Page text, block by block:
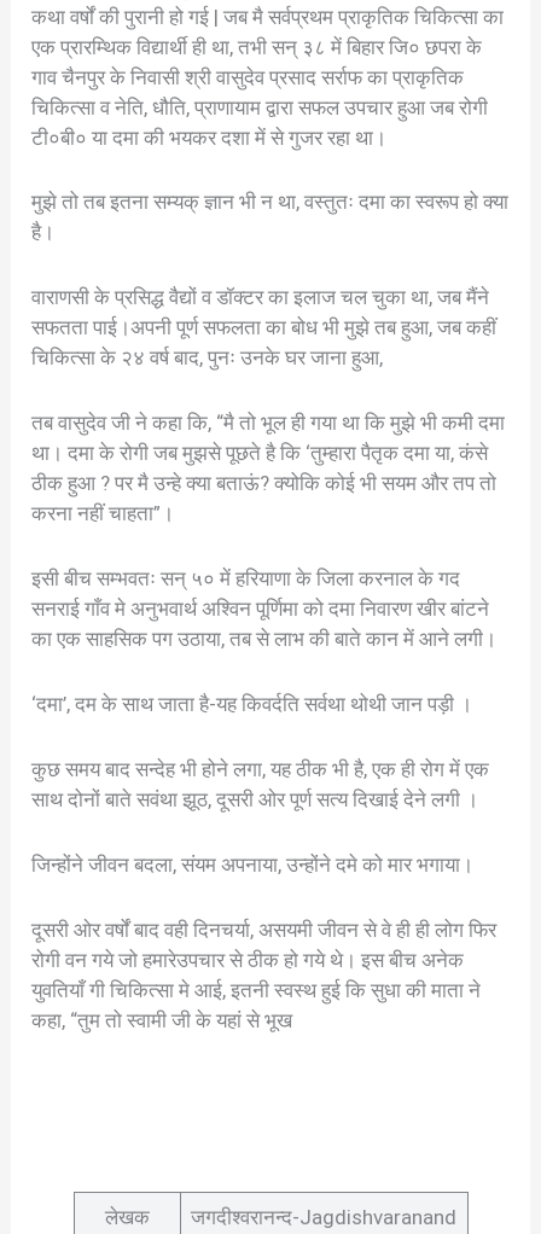
कथा वर्षों की पुरानी हो गई | जब मै सर्वप्रथम प्राकृतिक चिकित्सा का
एक प्रारम्थिक विद्यार्थी ही था, तभी सन् ३८ में बिहार जि० छपरा के
गाव चैनपुर के निवासी श्री वासुदेव प्रसाद सर्राफ का प्राकृतिक
चिकित्सा व नेति, धौति, प्राणायाम द्वारा सफल उपचार हुआ जब रोगी
टी०बी० या दमा की भयकर दशा में से गुजर रहा था।
मुझे तो तब इतना सम्यक् ज्ञान भी न था, वस्तुतः दमा का स्वरूप हो क्या
है।
वाराणसी के प्रसिद्ध वैद्यों व डॉक्टर का इलाज चल चुका था, जब मैंने
सफतता पाई।अपनी पूर्ण सफलता का बोध भी मुझे तब हुआ, जब कहीं
चिकित्सा के २४ वर्ष बाद, पुनः उनके घर जाना हुआ,
तब वासुदेव जी ने कहा कि, “मै तो भूल ही गया था कि मुझे भी कमी दमा
था। दमा के रोगी जब मुझसे पूछते है कि ‘तुम्हारा पैतृक दमा या, कंसे
ठीक हुआ ? पर मै उन्हे क्या बताऊं? क्योकि कोई भी सयम और तप तो
करना नहीं चाहता”।
इसी बीच सम्भवतः सन् ५० में हरियाणा के जिला करनाल के गद
सनराई गाँव मे अनुभवार्थ अश्विन पूर्णिमा को दमा निवारण खीर बांटने
का एक साहसिक पग उठाया, तब से लाभ की बाते कान में आने लगी।
‘दमा’, दम के साथ जाता है-यह किवर्दति सर्वथा थोथी जान पड़ी ।
कुछ समय बाद सन्देह भी होने लगा, यह ठीक भी है, एक ही रोग में एक
साथ दोनों बाते सवंथा झूठ, दूसरी ओर पूर्ण सत्य दिखाई देने लगी ।
जिन्होंने जीवन बदला, संयम अपनाया, उन्होंने दमे को मार भगाया।
दूसरी ओर वर्षों बाद वही दिनचर्या, असयमी जीवन से वे ही ही लोग फिर
रोगी वन गये जो हमारेउपचार से ठीक हो गये थे। इस बीच अनेक
युवतियाँ गी चिकित्सा मे आई, इतनी स्वस्थ हुई कि सुधा की माता ने
कहा, “तुम तो स्वामी जी के यहां से भूख
लेखक जगदीश्वरानन्द-Jagdishvaranand